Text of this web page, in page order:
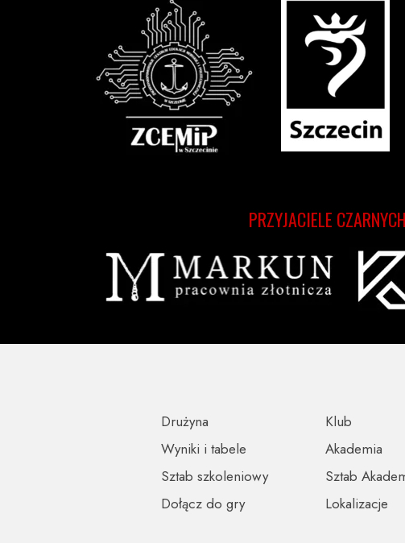
PRZYJACIELE
Wyniki i tabele
Lokalizacje
Sztab szkoleniowy
Sztab
Dołącz do gry
Drużyna
Akademia
Klub